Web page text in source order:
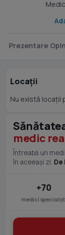
Prezentare
Locații
Nu există locații
medic
Întreabă un
în aceeași zi. De
+70
medici